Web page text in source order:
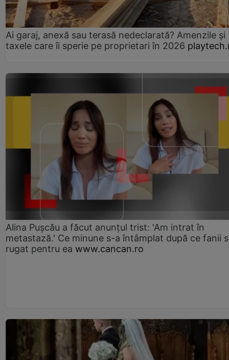
Ai garaj, anexă sau terasă nedeclarată? Amenzile și
taxele care îi sperie pe proprietari în 2026
Alina Pușcău a făcut anunțul trist: 'Am intrat în
metastază.' Ce minune s-a întâmplat după ce fanii
rugat pentru ea www.cancan.ro